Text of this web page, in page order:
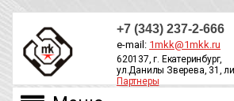
+7 (343) 237-2-666
e-mail: 1mkk@1mkk.ru
620137, г. Екатеринбург,
ул.Данилы Зверева, 31,
Партнеры